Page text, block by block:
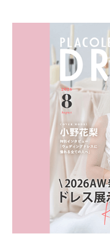
内容：特
一番お得
解決し